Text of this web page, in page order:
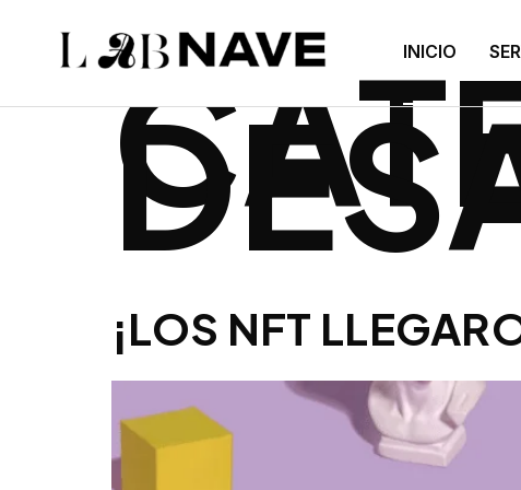
INICIO
¡LOS NFT